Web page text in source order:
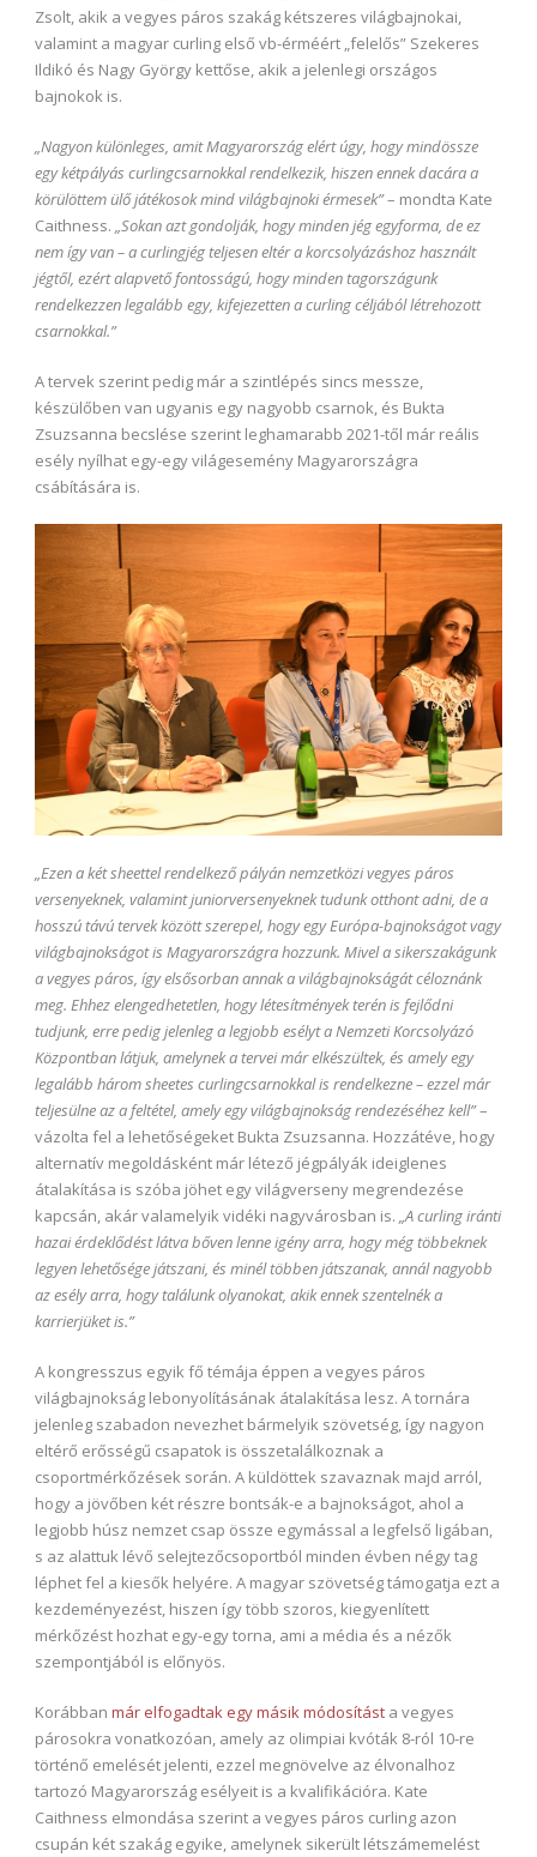
Zsolt, akik a vegyes páros szakág kétszeres világbajnokai,
valamint a magyar curling első vb-érméért „felelős” Szekeres
Ildikó és Nagy György kettőse, akik a jelenlegi országos
bajnokok is.
„Nagyon különleges, amit Magyarország elért úgy, hogy mindössze
egy kétpályás curlingcsarnokkal rendelkezik, hiszen ennek dacára a
körülöttem ülő játékosok mind világbajnoki érmesek”– mondta Kate
Caithness. „Sokan azt gondolják, hogy minden jég egyforma, de ez
nem így van – a curlingjég teljesen eltér a korcsolyázáshoz használt
jégtől, ezért alapvető fontosságú, hogy minden tagországunk
rendelkezzen legalább egy, kifejezetten a curling céljából létrehozott
csarnokkal.”
A tervek szerint pedig már a szintlépés sincs messze,
készülőben van ugyanis egy nagyobb csarnok, és Bukta
Zsuzsanna becslése szerint leghamarabb 2021-től már reális
esély nyílhat egy-egy világesemény Magyarországra
csábítására is.
„Ezen a két sheettel rendelkező pályán nemzetközi vegyes páros
versenyeknek, valamint juniorversenyeknek tudunk otthont adni, de a
hosszú távú tervek között szerepel, hogy egy Európa-bajnokságot vagy
világbajnokságot is Magyarországra hozzunk. Mivel a sikerszakágunk
a vegyes páros, így elsősorban annak a világbajnokságát céloznánk
meg. Ehhez elengedhetetlen, hogy létesítmények terén is fejlődni
tudjunk, erre pedig jelenleg a legjobb esélyt a Nemzeti Korcsolyázó
Központban látjuk, amelynek a tervei már elkészültek, és amely egy
legalább három sheetes curlingcsarnokkal is rendelkezne – ezzel már
teljesülne az a feltétel, amely egy világbajnokság rendezéséhez kell”–
vázolta fel a lehetőségeket Bukta Zsuzsanna. Hozzátéve, hogy
alternatív megoldásként már létező jégpályák ideiglenes
átalakítása is szóba jöhet egy világverseny megrendezése
kapcsán, akár valamelyik vidéki nagyvárosban is. „A curling iránti
hazai érdeklődést látva bőven lenne igény arra, hogy még többeknek
legyen lehetősége játszani, és minél többen játszanak, annál nagyobb
az esély arra, hogy találunk olyanokat, akik ennek szentelnék a
karrierjüket is.”
A kongresszus egyik fő témája éppen a vegyes páros
világbajnokság lebonyolításának átalakítása lesz. A tornára
jelenleg szabadon nevezhet bármelyik szövetség, így nagyon
eltérő erősségű csapatok is összetalálkoznak a
csoportmérkőzések során. A küldöttek szavaznak majd arról,
hogy a jövőben két részre bontsák-e a bajnokságot, ahol a
legjobb húsz nemzet csap össze egymással a legfelső ligában,
s az alattuk lévő selejtezőcsoportból minden évben négy tag
léphet fel a kiesők helyére. A magyar szövetség támogatja ezt a
kezdeményezést, hiszen így több szoros, kiegyenlített
mérkőzést hozhat egy-egy torna, ami a média és a nézők
szempontjából is előnyös.
Korábban már elfogadtak egy másik módosítást a vegyes
párosokra vonatkozóan, amely az olimpiai kvóták 8-ról 10-re
történő emelését jelenti, ezzel megnövelve az élvonalhoz
tartozó Magyarország esélyeit is a kvalifikációra. Kate
Caithness elmondása szerint a vegyes páros curling azon
csupán két szakág egyike, amelynek sikerült létszámemelést